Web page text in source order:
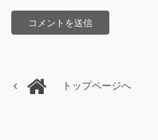
トップページへ